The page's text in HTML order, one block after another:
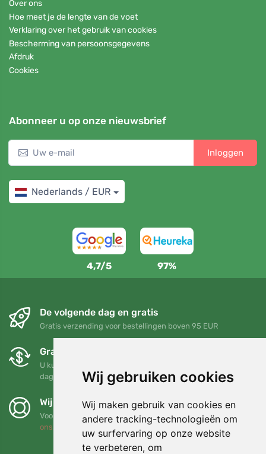
Wij gebruiken cookies
Wij maken gebruik van cookies en
andere tracking-technologieën om
uw surfervaring op onze website
te verbeteren, om
Over ons
Hoe meet je de lengte van de voet
Verklaring over het gebruik van cookies
Bescherming van persoonsgegevens
Afdruk
Cookies
Abonneer u op onze nieuwsbrief
Inloggen
Nederlands / EUR
4,7/5 97%
De volgende dag en gratis
Gratis verzending voor bestellingen boven 95 EUR
Gratis ruilen en retourneren
U kunt uw bestelling op elk gewenst moment binnen 90
dagen retourneren of ruilen
Wij steunen Trees.org
Voor elke bestelling planten we een boom! Lees meer Over
ons